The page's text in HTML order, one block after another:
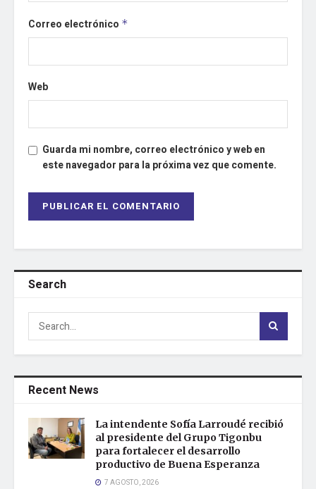
Correo electrónico *
Web
Guarda mi nombre, correo electrónico y web en
este navegador para la próxima vez que comente.
Search
Recent News
La intendente Sofía Larroudé recibió
al presidente del Grupo Tigonbu
para fortalecer el desarrollo
productivo de Buena Esperanza
7 AGOSTO, 2026